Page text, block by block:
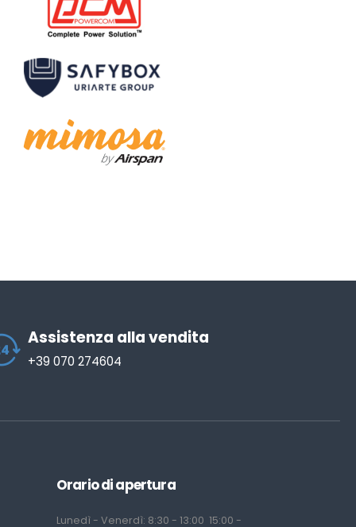
Assistenza alla vendita
+39 070 274604
Orario di apertura
Lunedì - Venerdì: 8:30 - 13:00 15:00 -